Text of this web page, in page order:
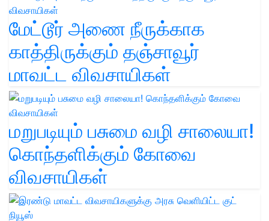
மேட்டூர் அணை நீருக்காக
காத்திருக்கும் தஞ்சாவூர்
மாவட்ட விவசாயிகள்
மறுபடியும் பசுமை வழி சாலையா!
கொந்தளிக்கும் கோவை
விவசாயிகள்